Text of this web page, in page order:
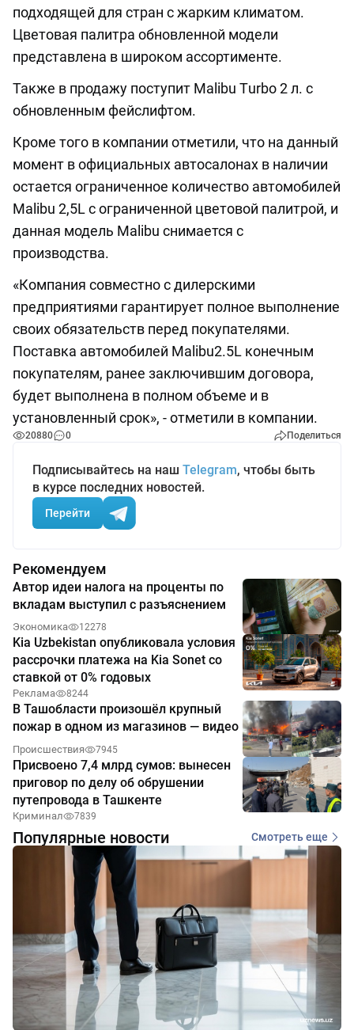
подходящей для стран с жарким климатом.
Цветовая палитра обновленной модели
представлена в широком ассортименте.
Также в продажу поступит Malibu Тurbo 2 л. с
обновленным фейслифтом.
Кроме того в компании отметили, что на данный
момент в официальных автосалонах в наличии
остается ограниченное количество автомобилей
Malibu 2,5L с ограниченной цветовой палитрой, и
данная модель Malibu снимается с
производства.
«Компания совместно с дилерскими
предприятиями гарантирует полное выполнение
своих обязательств перед покупателями.
Поставка автомобилей Malibu2.5L конечным
покупателям, ранее заключившим договора,
будет выполнена в полном объеме и в
установленный срок», - отметили в компании.
20880 0 Поделиться
Подписывайтесь на наш Telegram, чтобы быть
в курсе последних новостей.
Перейти
Рекомендуем
Автор идеи налога на проценты по
вкладам выступил с разъяснением
Экономика 12278
Kia Uzbekistan опубликовала условия
рассрочки платежа на Kia Sonet со
ставкой от 0% годовых
Реклама 8244
В Ташобласти произошёл крупный
пожар в одном из магазинов — видео
Происшествия 7945
Присвоено 7,4 млрд сумов: вынесен
приговор по делу об обрушении
путепровода в Ташкенте
Криминал 7839
Популярные новости Смотреть еще